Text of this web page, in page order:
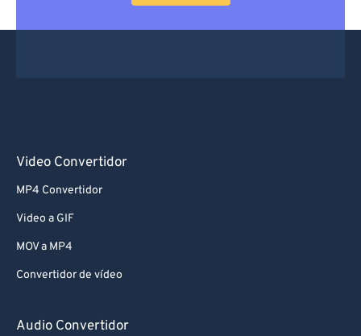
Video Convertidor
MP4 Convertidor
Video a GIF
MOV a MP4
Convertidor de vídeo
Audio Convertidor